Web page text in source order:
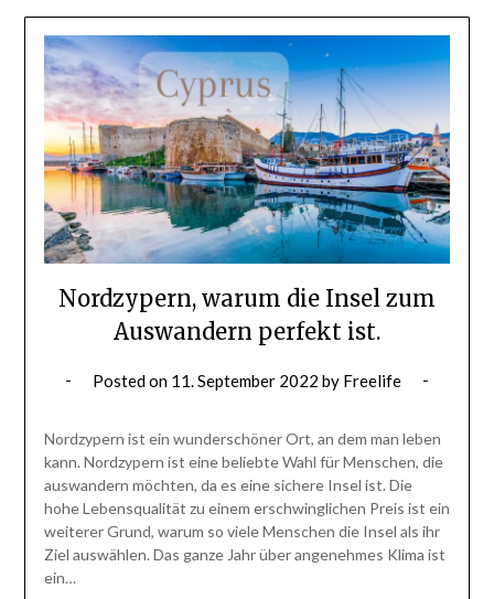
Nordzypern, warum die Insel zum
Auswandern perfekt ist.
Posted on 11. September 2022 by Freelife
Nordzypern ist ein wunderschöner Ort, an dem man leben
kann. Nordzypern ist eine beliebte Wahl für Menschen, die
auswandern möchten, da es eine sichere Insel ist. Die
hohe Lebensqualität zu einem erschwinglichen Preis ist ein
weiterer Grund, warum so viele Menschen die Insel als ihr
Ziel auswählen. Das ganze Jahr über angenehmes Klima ist
ein…